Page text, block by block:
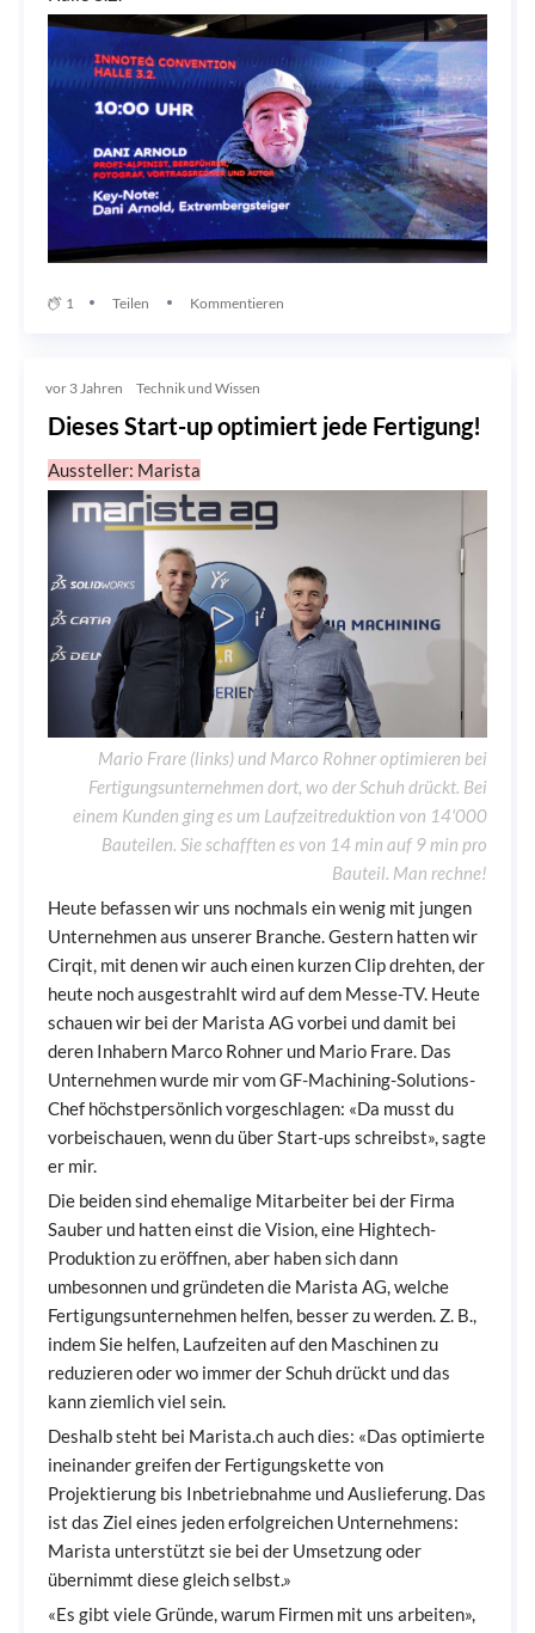
1 Teilen Kommentieren
vor 3 Jahren Technik und Wissen
Dieses Start-up optimiert jede Fertigung!
Aussteller: Marista
Mario Frare (links) und Marco Rohner optimieren bei
Fertigungsunternehmen dort, wo der Schuh drückt. Bei
einem Kunden ging es um Laufzeitreduktion von 14'000
Bauteilen. Sie schafften es von 14 min auf 9 min pro
Bauteil. Man rechne!
Heute befassen wir uns nochmals ein wenig mit jungen
Unternehmen aus unserer Branche. Gestern hatten wir
Cirqit, mit denen wir auch einen kurzen Clip drehten, der
heute noch ausgestrahlt wird auf dem Messe-TV. Heute
schauen wir bei der Marista AG vorbei und damit bei
deren Inhabern Marco Rohner und Mario Frare. Das
Unternehmen wurde mir vom GF-Machining-Solutions-
Chef höchstpersönlich vorgeschlagen: «Da musst du
vorbeischauen, wenn du über Start-ups schreibst», sagte
er mir.
Die beiden sind ehemalige Mitarbeiter bei der Firma
Sauber und hatten einst die Vision, eine Hightech-
Produktion zu eröffnen, aber haben sich dann
umbesonnen und gründeten die Marista AG, welche
Fertigungsunternehmen helfen, besser zu werden. Z. B.,
indem Sie helfen, Laufzeiten auf den Maschinen zu
reduzieren oder wo immer der Schuh drückt und das
kann ziemlich viel sein.
Deshalb steht bei Marista.ch auch dies: «Das optimierte
ineinander greifen der Fertigungskette von
Projektierung bis Inbetriebnahme und Auslieferung. Das
ist das Ziel eines jeden erfolgreichen Unternehmens:
Marista unterstützt sie bei der Umsetzung oder
übernimmt diese gleich selbst.»
«Es gibt viele Gründe, warum Firmen mit uns arbeiten»,